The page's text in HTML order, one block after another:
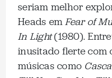
seriam melhor
Heads emFear of
In Light(1980).
inusitado flerte com
músicas como